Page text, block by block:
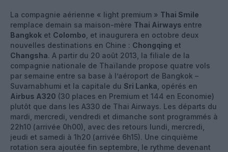
La compagnie aérienne « light premium » Thai Smile
remplace demain sa maison-mère Thai Airways entre
Bangkok et Colombo , et inaugurera en octobre deux
nouvelles destinations en Chine : Chongqing et
Changsha. A partir du 20 août 2013, la filiale de la
compagnie nationale de Thaïlande propose quatre vols
par semaine entre sa base à l’aéroport de Bangkok –
Suvarnabhumi et la capitale du Sri Lanka , opérés en
Airbus A320 (30 places en Premium et 144 en Economie)
plutôt que dans les A330 de Thai Airways. Les départs du
mardi, mercredi, vendredi et dimanche sont programmés à
22h10 (arrivée 0h00), avec des retours lundi, mercredi,
jeudi et samedi à 1h20 (arrivée 6h15). Une cinquième
rotation sera ajoutée fin septembre, le rythme devenant